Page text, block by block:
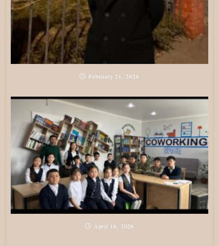
February 21, 2026
April 16, 2026